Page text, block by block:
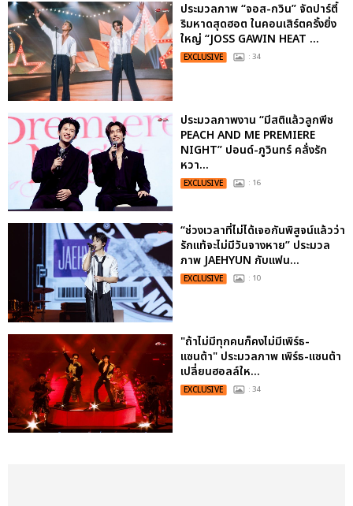
ประมวลภาพ “จอส-กวิน” จัดปาร์ตี้
ริมหาดสุดฮอต ในคอนเสิร์ตครั้งยิ่ง
ใหญ่ “JOSS GAWIN HEAT ...
EXCLUSIVE : 34
ประมวลภาพงาน “มีสติแล้วลูกพีช
PEACH AND ME PREMIERE
NIGHT” ปอนด์-ภูวินทร์ คลั่งรัก
หวา...
EXCLUSIVE : 16
“ช่วงเวลาที่ไม่ได้เจอกันพิสูจน์แล้วว่า
รักแท้จะไม่มีวันจางหาย” ประมวล
ภาพ JAEHYUN กับแฟน...
EXCLUSIVE : 10
"ถ้าไม่มีทุกคนก็คงไม่มีเพิร์ธ-
แซนต้า" ประมวลภาพ เพิร์ธ-แซนต้า
เปลี่ยนฮอลล์ให...
EXCLUSIVE : 34